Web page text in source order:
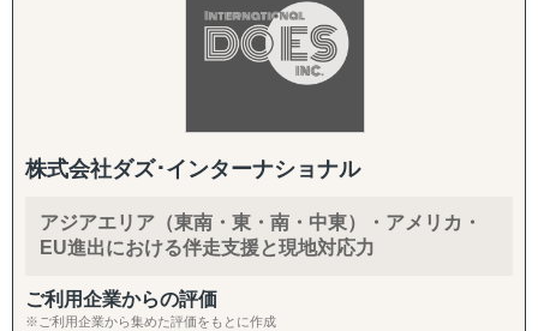
株式会社ダズ･インターナショナル
アジアエリア（東南・東・南・中東）・アメリカ・
EU進出における伴走支援と現地対応力
ご利用企業からの評価
※ご利用企業から集めた評価をもとに作成